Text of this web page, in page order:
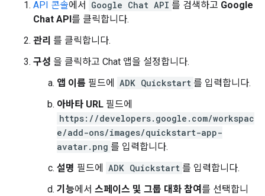
API 콘솔에서 Google Chat API 를 검색하고 Google
Chat API 를 클릭합니다.
관리 를 클릭합니다.
구성 을 클릭하고 Chat 앱을 설정합니다.
앱 이름 필드에 ADK Quickstart 를 입력합니다.
아바타 URL 필드에
https://developers.google.com/workspac
e/add-ons/images/quickstart-app-
avatar.png 를 입력합니다.
설명 필드에 ADK Quickstart 를 입력합니다.
기능에서 스페이스 및 그룹 대화 참여 를 선택합니